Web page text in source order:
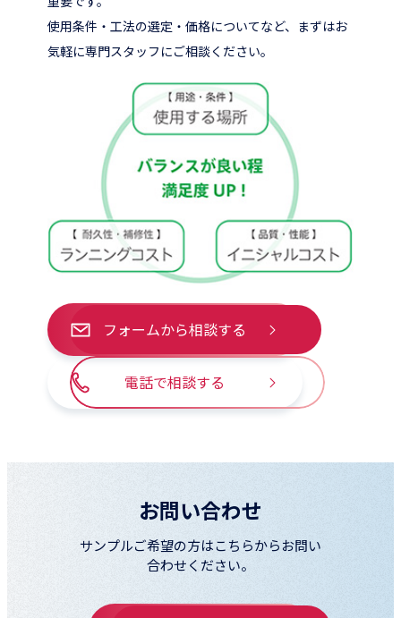
使用条件・工法の選定・価格についてなど、まずはお
気軽に専門スタッフにご相談ください。
フォームから相談する
電話で相談する
お問い合わせ
サンプルご希望の方はこちらからお問い
合わせください。